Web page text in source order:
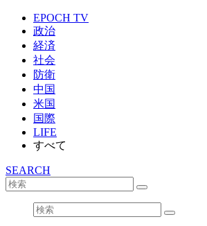
EPOCH TV
政治
経済
社会
防衛
中国
米国
国際
LIFE
すべて
SEARCH